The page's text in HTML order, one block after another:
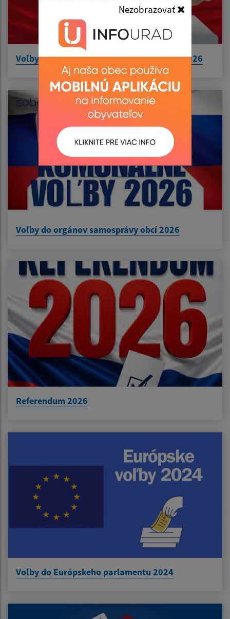
Nezobrazovať
Voľby do orgánov samosprávnych krajov 2026
Voľby do orgánov samosprávy obcí 2026
Referendum 2026
Voľby do Európskeho parlamentu 2024